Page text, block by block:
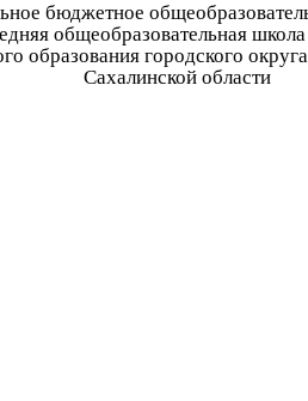
бюджетное
общеобразовательная
образования городского
Сахалинской области